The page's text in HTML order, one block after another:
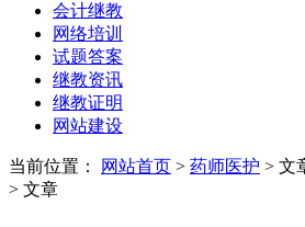
会计继教
网络培训
试题答案
继教资讯
继教证明
网站建设
当前位置： 网站首页 > 药师医护 > 文
> 文章